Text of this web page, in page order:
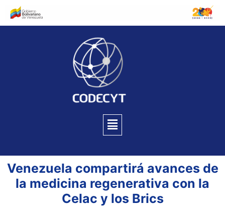
Venezuela compartirá avances de
la medicina regenerativa con la
Celac y los Brics